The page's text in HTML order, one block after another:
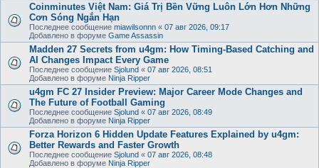
Coinminutes Việt Nam: Giá Trị Bền Vững Luôn Lớn Hơn Những
Cơn Sóng Ngắn Hạn
Последнее сообщение miawilsonnn « 07 авг 2026, 09:17
Добавлено в форуме Game Assassin
Madden 27 Secrets from u4gm: How Timing-Based Catching and
AI Changes Impact Every Game
Последнее сообщение Sjolund « 07 авг 2026, 08:51
Добавлено в форуме Ninja Ripper
u4gm FC 27 Insider Preview: Major Career Mode Changes and
The Future of Football Gaming
Последнее сообщение Sjolund « 07 авг 2026, 08:49
Добавлено в форуме Ninja Ripper
Forza Horizon 6 Hidden Update Features Explained by u4gm:
Better Rewards and Faster Growth
Последнее сообщение Sjolund « 07 авг 2026, 08:48
Добавлено в форуме Ninja Ripper